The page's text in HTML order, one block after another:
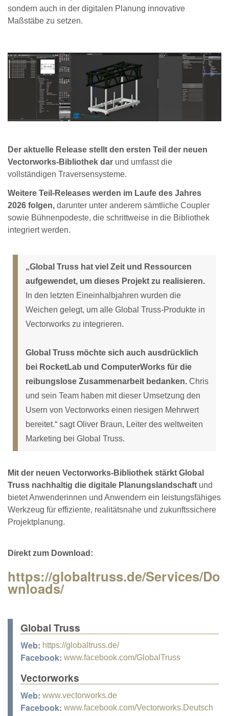
sondern auch in der digitalen Planung innovative
Maßstäbe zu setzen.
Der aktuelle Release stellt den ersten Teil der neuen
Vectorworks-Bibliothek dar und umfasst die
vollständigen Traversensysteme.
Weitere Teil-Releases werden im Laufe des Jahres
2026 folgen, darunter unter anderem sämtliche Coupler
sowie Bühnenpodeste, die schrittweise in die Bibliothek
integriert werden.
„Global Truss hat viel Zeit und Ressourcen
aufgewendet, um dieses Projekt zu realisieren.
In den letzten Eineinhalbjahren wurden die
Weichen gelegt, um alle Global Truss-Produkte in
Vectorworks zu integrieren.
Global Truss möchte sich auch ausdrücklich
bei RocketLab und ComputerWorks für die
reibungslose Zusammenarbeit bedanken. Chris
und sein Team haben mit dieser Umsetzung den
Usern von Vectorworks einen riesigen Mehrwert
bereitet.“ sagt Oliver Braun, Leiter des weltweiten
Marketing bei Global Truss.
Mit der neuen Vectorworks-Bibliothek stärkt Global
Truss nachhaltig die digitale Planungslandschaft und
bietet Anwenderinnen und Anwendern ein leistungsfähiges
Werkzeug für effiziente, realitätsnahe und zukunftssichere
Projektplanung.
Direkt zum Download:
https://globaltruss.de/Services/Do
wnloads/
Global Truss
Web: https://globaltruss.de/
Facebook: www.facebook.com/GlobalTruss
Vectorworks
Web: www.vectorworks.de
Facebook: www.facebook.com/Vectorworks.Deutsch